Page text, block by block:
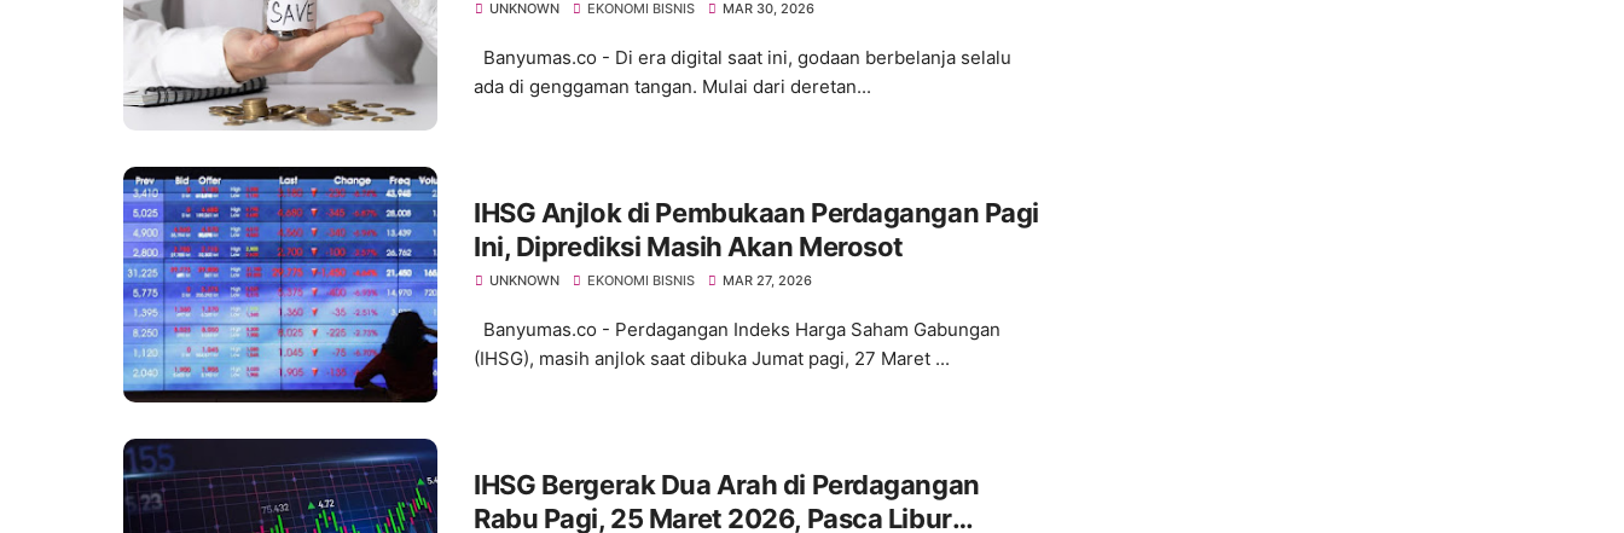
UNKNOWN EKONOMI BISNIS MAR 30, 2026
Banyumas.co - ​Di era digital saat ini, godaan berbelanja selalu
ada di genggaman tangan. Mulai dari deretan...
IHSG Anjlok di Pembukaan Perdagangan Pagi
Ini, Diprediksi Masih Akan Merosot
UNKNOWN EKONOMI BISNIS MAR 27, 2026
Banyumas.co - Perdagangan Indeks Harga Saham Gabungan
(IHSG), masih anjlok saat dibuka Jumat pagi, 27 Maret ...
IHSG Bergerak Dua Arah di Perdagangan
Rabu Pagi, 25 Maret 2026, Pasca Libur